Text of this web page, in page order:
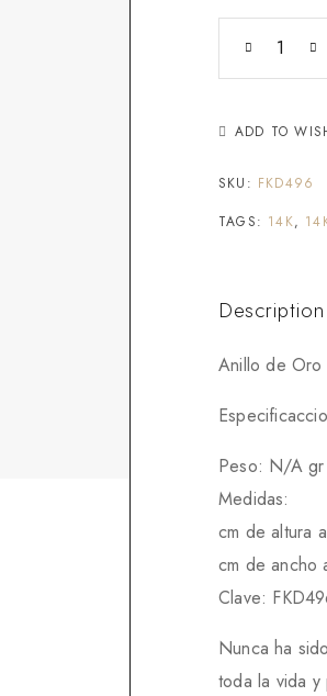
ADD TO
SKU: FKD496
TAGS: 14K,
Description
Anillo de Oro
Peso: N/A
Medidas:
cm de altura
cm de ancho
Clave:
Nunca ha
toda la vida